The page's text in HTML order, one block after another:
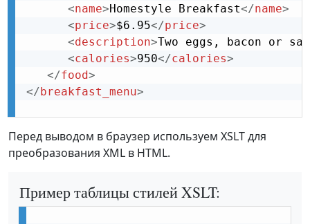
<name>Homestyle Breakfast</name>
<price>$6.95</price>
<description>Two eggs, bacon or
<calories>950</calories>
</food>
</ breakfast_menu>
Перед выводом в браузер используем XSLT для
преобразования XML в HTML.
Пример таблицы стилей XSLT: